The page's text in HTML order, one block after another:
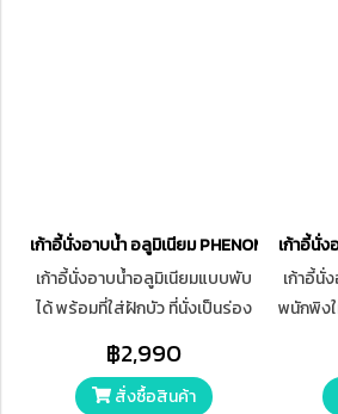
เก้าอี้นั่งอาบน้ำ อลูมิเนียม PHENOMA รุ่น
เก้าอี้นั่งอาบน้ำอลูมิเนียมแบบพับ
ได้ พร้อมที่ใส่ฝักบัว ที่นั่งเป็นร่อง
กว้างสะดวกต่อการทำความสะอาด
จุดซ่อนเร้น สำหรับผู้ป่วยและผู้สูง
อายุ ปรับได้ 5 ระดับ รับน้ำหนักได้
฿2,990
สั่งซื้อสินค้า
เก้าอี้นั่
เก้าอี้นั่
พนักพิง
สามา